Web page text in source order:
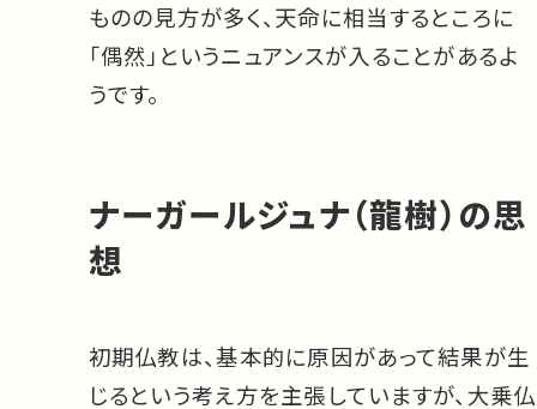
ものの見方が多く、天命に相当するところに
「偶然」というニュアンスが入ることがあるよ
うです。
ナーガールジュナ（龍樹）の思
想
初期仏教は、基本的に原因があって結果が生
じるという考え方を主張していますが、大乗仏